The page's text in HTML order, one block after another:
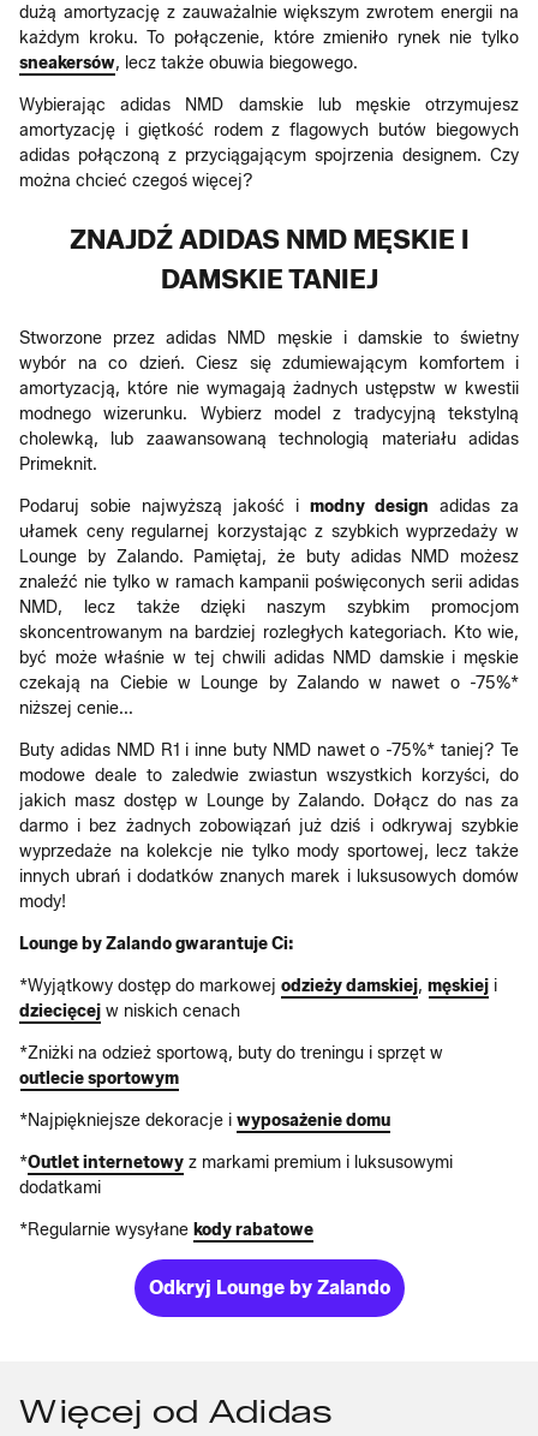
dużą amortyzację z zauważalnie większym zwrotem energii na
każdym kroku. To połączenie, które zmieniło rynek nie tylko
sneakersów, lecz także obuwia biegowego.
Wybierając adidas NMD damskie lub męskie otrzymujesz
amortyzację i giętkość rodem z flagowych butów biegowych
adidas połączoną z przyciągającym spojrzenia designem. Czy
można chcieć czegoś więcej?
ZNAJDŹ ADIDAS NMD MĘSKIE I
DAMSKIE TANIEJ
Stworzone przez adidas NMD męskie i damskie to świetny
wybór na co dzień. Ciesz się zdumiewającym komfortem i
amortyzacją, które nie wymagają żadnych ustępstw w kwestii
modnego wizerunku. Wybierz model z tradycyjną tekstylną
cholewką, lub zaawansowaną technologią materiału adidas
Primeknit.
Podaruj sobie najwyższą jakość i modny design adidas za
ułamek ceny regularnej korzystając z szybkich wyprzedaży w
Lounge by Zalando. Pamiętaj, że buty adidas NMD możesz
znaleźć nie tylko w ramach kampanii poświęconych serii adidas
NMD, lecz także dzięki naszym szybkim promocjom
skoncentrowanym na bardziej rozległych kategoriach. Kto wie,
być może właśnie w tej chwili adidas NMD damskie i męskie
czekają na Ciebie w Lounge by Zalando w nawet o -75%*
niższej cenie...
Buty adidas NMD R1 i inne buty NMD nawet o -75%* taniej? Te
modowe deale to zaledwie zwiastun wszystkich korzyści, do
jakich masz dostęp w Lounge by Zalando. Dołącz do nas za
darmo i bez żadnych zobowiązań już dziś i odkrywaj szybkie
wyprzedaże na kolekcje nie tylko mody sportowej, lecz także
innych ubrań i dodatków znanych marek i luksusowych domów
mody!
Lounge by Zalando gwarantuje Ci:
*Wyjątkowy dostęp do markowej odzieży damskiej, męskiej i
dziecięcej w niskich cenach
*Zniżki na odzież sportową, buty do treningu i sprzęt w
outlecie sportowym
*Najpiękniejsze dekoracje i wyposażenie domu
*Outlet internetowy z markami premium i luksusowymi
dodatkami
*Regularnie wysyłane kody rabatowe
Odkryj Lounge by Zalando
Więcej od Adidas